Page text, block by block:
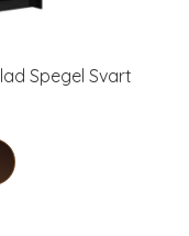
Spegel Svart